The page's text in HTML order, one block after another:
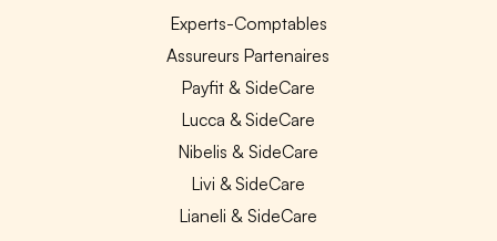
Experts-Comptables
Assureurs Partenaires
Payfit & SideCare
Lucca & SideCare
Nibelis & SideCare
Livi & SideCare
Lianeli & SideCare